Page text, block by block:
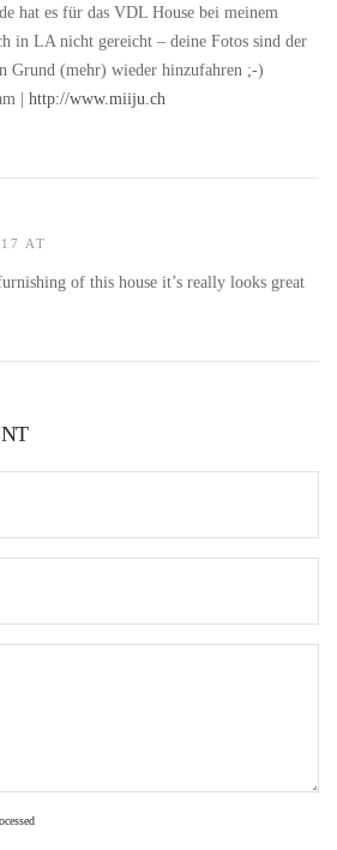
hat es für das VDL House bei meinem
in LA nicht gereicht – deine Fotos sind der
Grund (mehr) wieder hinzufahren ;-)
| http://www.miiju.ch
AT
of this house it’s really looks great